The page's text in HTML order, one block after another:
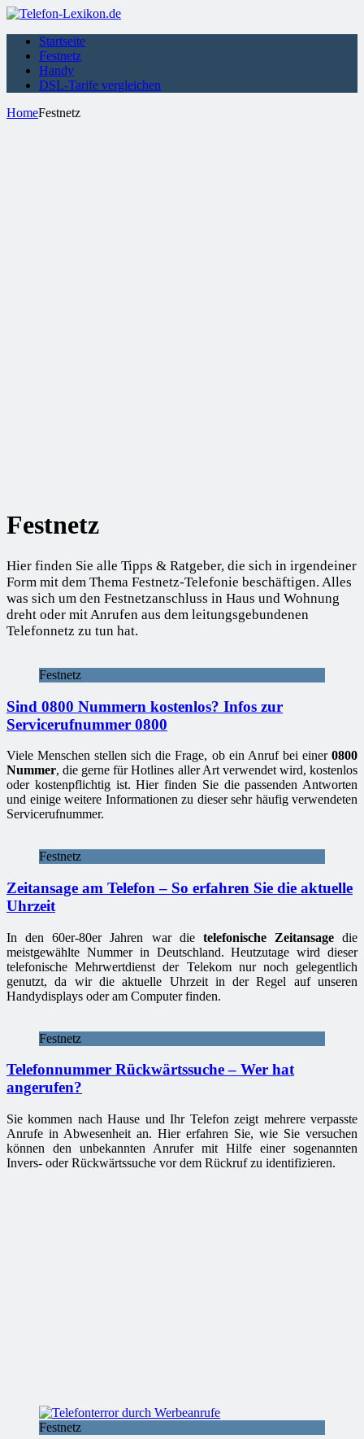
Startseite
Festnetz
Handy
DSL-Tarife vergleichen
HomeFestnetz
Festnetz
Hier finden Sie alle Tipps & Ratgeber, die sich in irgendeiner
Form mit dem Thema Festnetz-Telefonie beschäftigen. Alles
was sich um den Festnetzanschluss in Haus und Wohnung
dreht oder mit Anrufen aus dem leitungsgebundenen
Telefonnetz zu tun hat.
Festnetz
Sind 0800 Nummern kostenlos? Infos zur
Servicerufnummer 0800
Viele Menschen stellen sich die Frage, ob ein Anruf bei einer 0800
Nummer, die gerne für Hotlines aller Art verwendet wird, kostenlos
oder kostenpflichtig ist. Hier finden Sie die passenden Antworten
und einige weitere Informationen zu dieser sehr häufig verwendeten
Servicerufnummer.
Festnetz
Zeitansage am Telefon – So erfahren Sie die aktuelle
Uhrzeit
In den 60er-80er Jahren war die telefonische Zeitansagedie
meistgewählte Nummer in Deutschland. Heutzutage wird dieser
telefonische Mehrwertdienst der Telekom nur noch gelegentlich
genutzt, da wir die aktuelle Uhrzeit in der Regel auf unseren
Handydisplays oder am Computer finden.
Festnetz
Telefonnummer Rückwärtssuche – Wer hat
angerufen?
Sie kommen nach Hause und Ihr Telefon zeigt mehrere verpasste
Anrufe in Abwesenheit an. Hier erfahren Sie, wie Sie versuchen
können den unbekannten Anrufer mit Hilfe einer sogenannten
Invers- oder Rückwärtssuche vor dem Rückruf zu identifizieren.
Festnetz